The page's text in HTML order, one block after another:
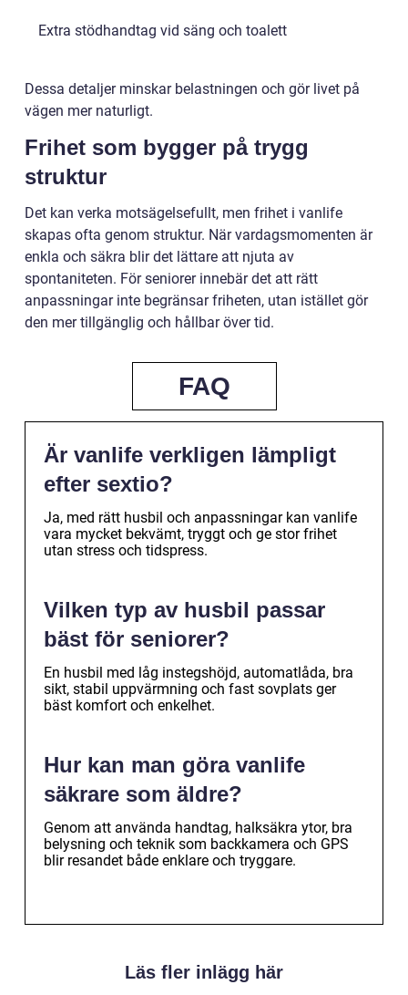
Extra stödhandtag vid säng och toalett
Dessa detaljer minskar belastningen och gör livet på
vägen mer naturligt.
Frihet som bygger på trygg
struktur
Det kan verka motsägelsefullt, men frihet i vanlife
skapas ofta genom struktur. När vardagsmomenten är
enkla och säkra blir det lättare att njuta av
spontaniteten. För seniorer innebär det att rätt
anpassningar inte begränsar friheten, utan istället gör
den mer tillgänglig och hållbar över tid.
FAQ
Är vanlife verkligen lämpligt
efter sextio?
Ja, med rätt husbil och anpassningar kan vanlife
vara mycket bekvämt, tryggt och ge stor frihet
utan stress och tidspress.
Vilken typ av husbil passar
bäst för seniorer?
En husbil med låg instegshöjd, automatlåda, bra
sikt, stabil uppvärmning och fast sovplats ger
bäst komfort och enkelhet.
Hur kan man göra vanlife
säkrare som äldre?
Genom att använda handtag, halksäkra ytor, bra
belysning och teknik som backkamera och GPS
blir resandet både enklare och tryggare.
Läs fler inlägg här